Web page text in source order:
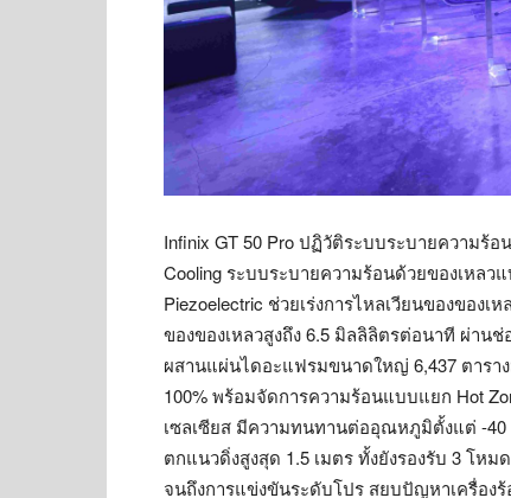
Infinix GT 50 Pro ปฏิวัติระบบระบายความร้
Cooling ระบบระบายความร้อนด้วยของเหลว
Piezoelectric ช่วยเร่งการไหลเวียนของของ
ของของเหลวสูงถึง 6.5 มิลลิลิตรต่อนาที ผ่าน
ผสานแผ่นไดอะแฟรมขนาดใหญ่ 6,437 ตารา
100% พร้อมจัดการความร้อนแบบแยก Hot
เซลเซียส มีความทนทานต่ออุณหภูมิตั้งแต่ -40
ตกแนวดิ่งสูงสุด 1.5 เมตร ทั้งยังรองรับ 3 โห
จนถึงการแข่งขันระดับโปร สยบปัญหาเครื่อง